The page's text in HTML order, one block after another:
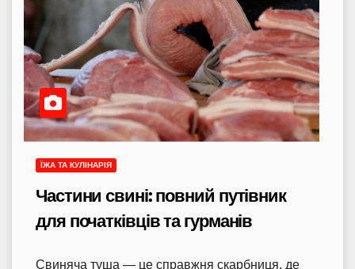
ЇЖА ТА КУЛІНАРІЯ
Частини свині: повний путівник
для початківців та гурманів
Свиняча туша — це справжня скарбниця, де